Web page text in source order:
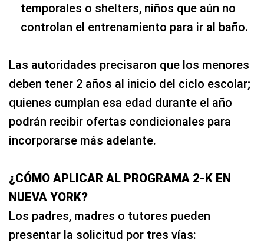
temporales o shelters, niños que aún no
controlan el entrenamiento para ir al baño.
Las autoridades precisaron que los menores
deben tener 2 años al inicio del ciclo escolar;
quienes cumplan esa edad durante el año
podrán recibir ofertas condicionales para
incorporarse más adelante.
¿CÓMO APLICAR AL PROGRAMA 2‑K EN
NUEVA YORK?
Los padres, madres o tutores pueden
presentar la solicitud por tres vías: